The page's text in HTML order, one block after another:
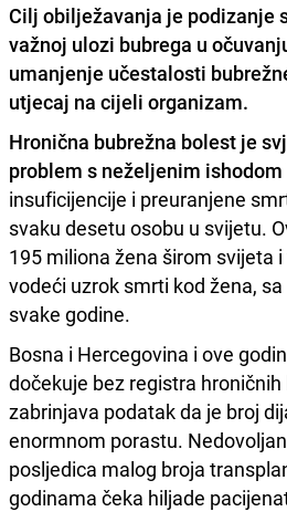
Cilj obilježavanja je podizanje
važnoj ulozi bubrega u
umanjenje učestalosti
utjecaj na cijeli organizam.
Hronična bubrežna bolest je
problem s neželjenim ishodom
insuficijencije i preuranjene
svaku desetu osobu u svijetu.
195 miliona žena širom svijeta
vodeći uzrok smrti kod žena,
svake godine.
Bosna i Hercegovina i ove
dočekuje bez registra
zabrinjava podatak da je broj
enormnom porastu.
posljedica malog broja
godinama čeka hiljade